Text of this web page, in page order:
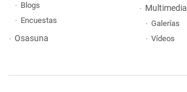
Blogs
Encuestas
Osasuna
Multimedia
Galerías
Vídeos